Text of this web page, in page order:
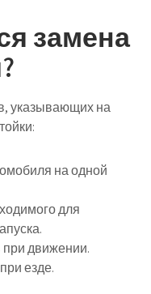
замена
указывающих на
на одной
для
движении.
езде.